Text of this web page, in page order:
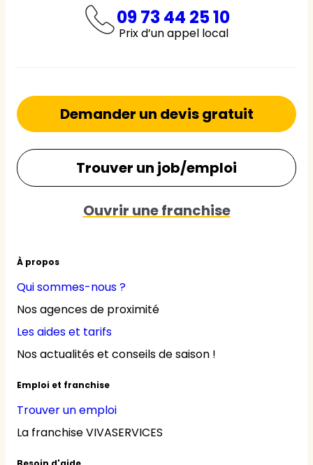
09 73 44 25 10
Prix d’un appel local
À propos
Qui sommes-nous ?
Nos agences de proximité
Les aides et tarifs
Nos actualités et conseils de saison !
Emploi et franchise
Trouver un emploi
La franchise VIVASERVICES
Demander un devis gratuit
Trouver un job/emploi
Ouvrir une franchise